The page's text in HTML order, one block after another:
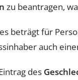
zu beantragen,
beträgt für
auch
des